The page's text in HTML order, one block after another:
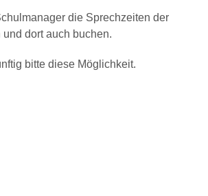
die Sprechzeiten der
und dort auch buchen.
bitte diese Möglichkeit.